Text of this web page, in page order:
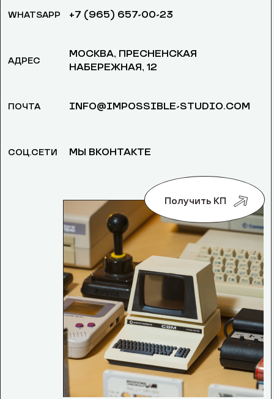
WHATSAPP
АДРЕС
ПОЧТА
СОЦ.СЕТИ
+7 (965) 657-00-23
МОСКВА, ​ПРЕСНЕНСКАЯ
НАБЕРЕЖНАЯ, 12
INFO@IMPOSSIBLE-STUDIO.COM
МЫ ВКОНТАКТЕ
Получить КП